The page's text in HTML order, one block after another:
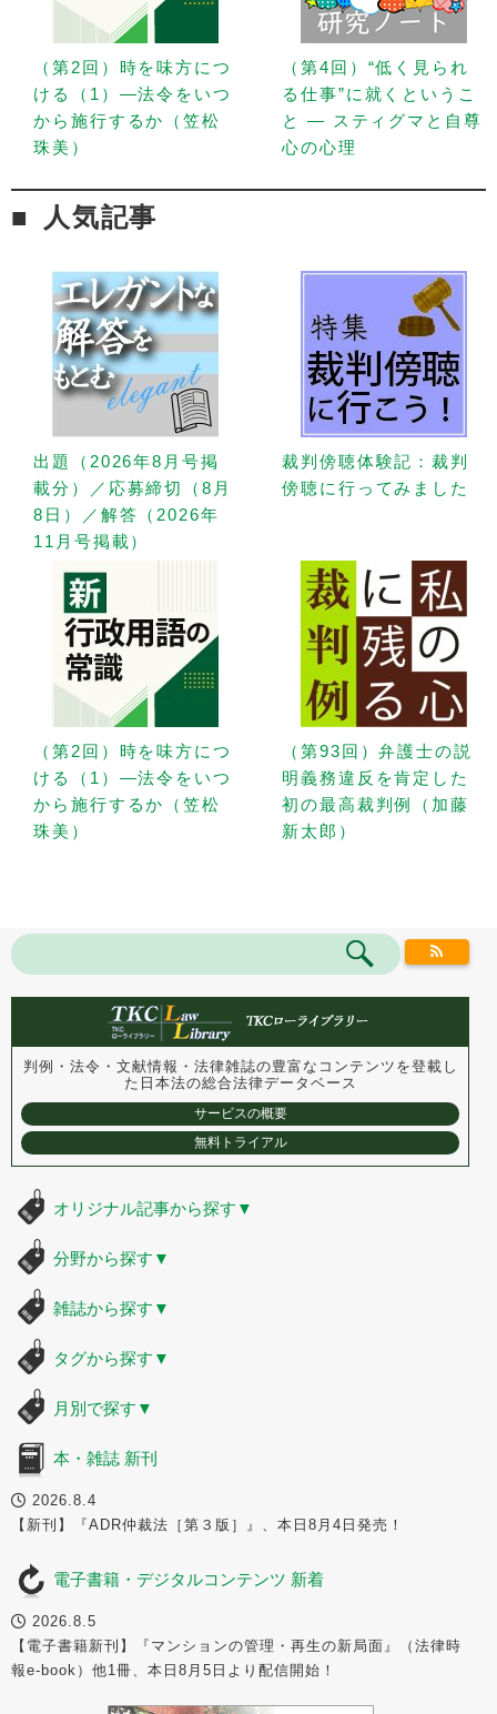
（第2回）時を味方につ
ける（1）—法令をいつ
から施行するか（笠松
珠美）
（第4回）“低く見られ
る仕事”に就くというこ
と — スティグマと自尊
心の心理
人気記事
出題（2026年8月号掲
載分）／応募締切（8月
8日）／解答（2026年
11月号掲載）
裁判傍聴体験記：裁判
傍聴に行ってみました
（第2回）時を味方につ
ける（1）—法令をいつ
から施行するか（笠松
珠美）
（第93回）弁護士の説
明義務違反を肯定した
初の最高裁判例（加藤
新太郎）
判例・法令・文献情報・法律雑誌の豊富なコンテンツを登載し
た 日本法の総合法律データベース
サービスの概要
無料トライアル
オリジナル記事から探す ▼
分野から探す ▼
雑誌から探す ▼
タグから探す ▼
月別で探す ▼
本・雑誌 新刊
2026.8.4
【新刊】『ADR仲裁法［第３版］』、本日8月4日発売！
電子書籍・デジタルコンテンツ 新着
2026.8.5
【電子書籍新刊】『マンションの管理・再生の新局面』（法律時
報e-book）他1冊、本日8月5日より配信開始！